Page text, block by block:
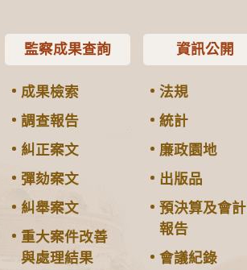
監察成果查詢
成果檢索
調查報告
糾正案文
彈劾案文
糾舉案文
重大案件改善
與處理結果
資訊公開
法規
統計
廉政園地
出版品
預決算及會計
報告
會議紀錄